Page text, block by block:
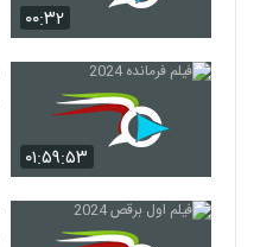
۰۰:۳۲
۰۱:۵۹:۵۳